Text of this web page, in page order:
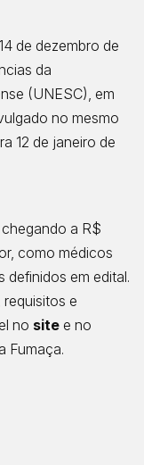
de dezembro de
da
(UNESC), em
no mesmo
12 de janeiro de
a R$
como médicos
definidos em edital.
e
no site e no
Fumaça.